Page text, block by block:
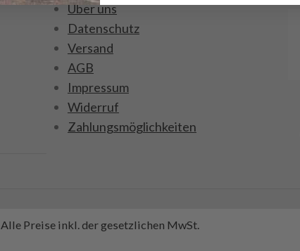
Über uns
Datenschutz
Versand
AGB
Impressum
Widerruf
Zahlungsmöglichkeiten
Alle Preise inkl. der gesetzlichen MwSt.